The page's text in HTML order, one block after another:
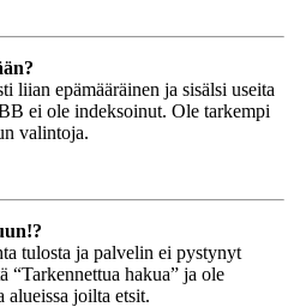
liian epämääräinen ja sisälsi useita
ei ole indeksoinut. Ole tarkempi
valintoja.
tulosta ja palvelin ei pystynyt
“Tarkennettua hakua” ja ole
alueissa joilta etsit.